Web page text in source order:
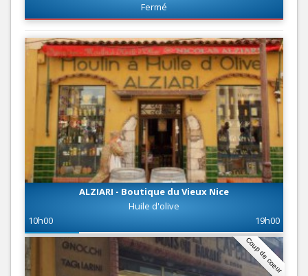
Fermé
ALZIARI - Boutique du Vieux Nice
Huile d'olive
10h00
19h00
Coup de coeur